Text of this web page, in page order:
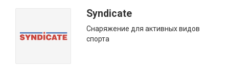
Syndicate
Снаряжение для активных видов
спорта